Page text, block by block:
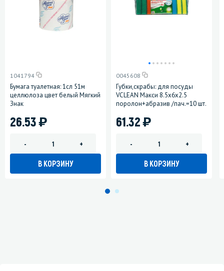
1041794
Бумага туалетная: 1сл 51м
целлюлоза цвет белый Мягкий
Знак
26.53)
- +
В КОРЗИНУ
0045608
Губки,скрабы: для посуды
VCLEAN Макси 8.5х6х2.5
поролон+абразив /пач.=10 шт.
61.32)
- +
В КОРЗИНУ